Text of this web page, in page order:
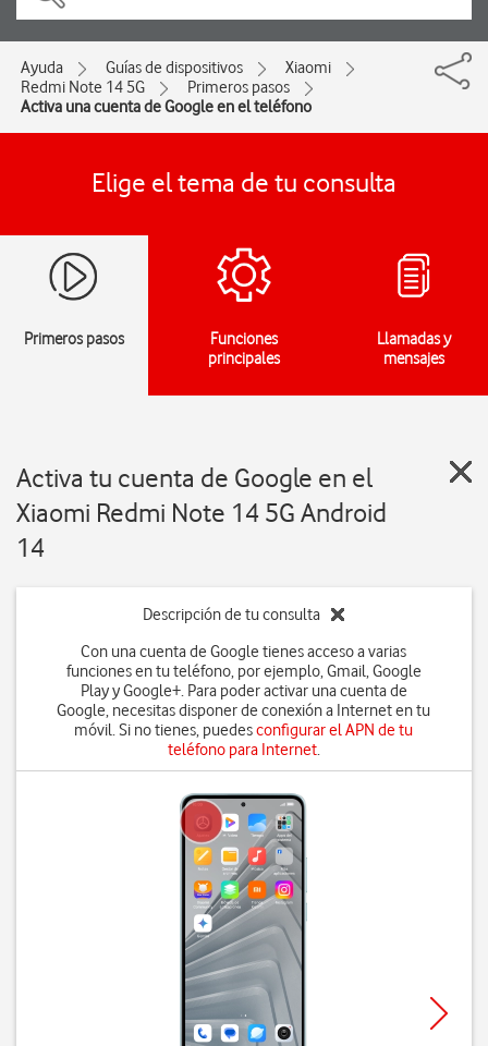
Ayuda Guías de dispositivos
Xiaomi
Redmi Note 14 5G
Primeros pasos
Activa una cuenta de Google en el teléfono
Elige el tema de tu consulta
Primeros pasos
Funciones
principales
Llamadas y
mensajes
Activa tu cuenta de Google en el
Xiaomi Redmi Note 14 5G Android
14
Descripción de tu consulta
Con una cuenta de Google tienes acceso a varias
funciones en tu teléfono, por ejemplo, Gmail, Google
Play y Google+. Para poder activar una cuenta de
Google, necesitas disponer de conexión a Internet en tu
móvil. Si no tienes, puedesconfigurar el APN de tu
teléfono para Internet.